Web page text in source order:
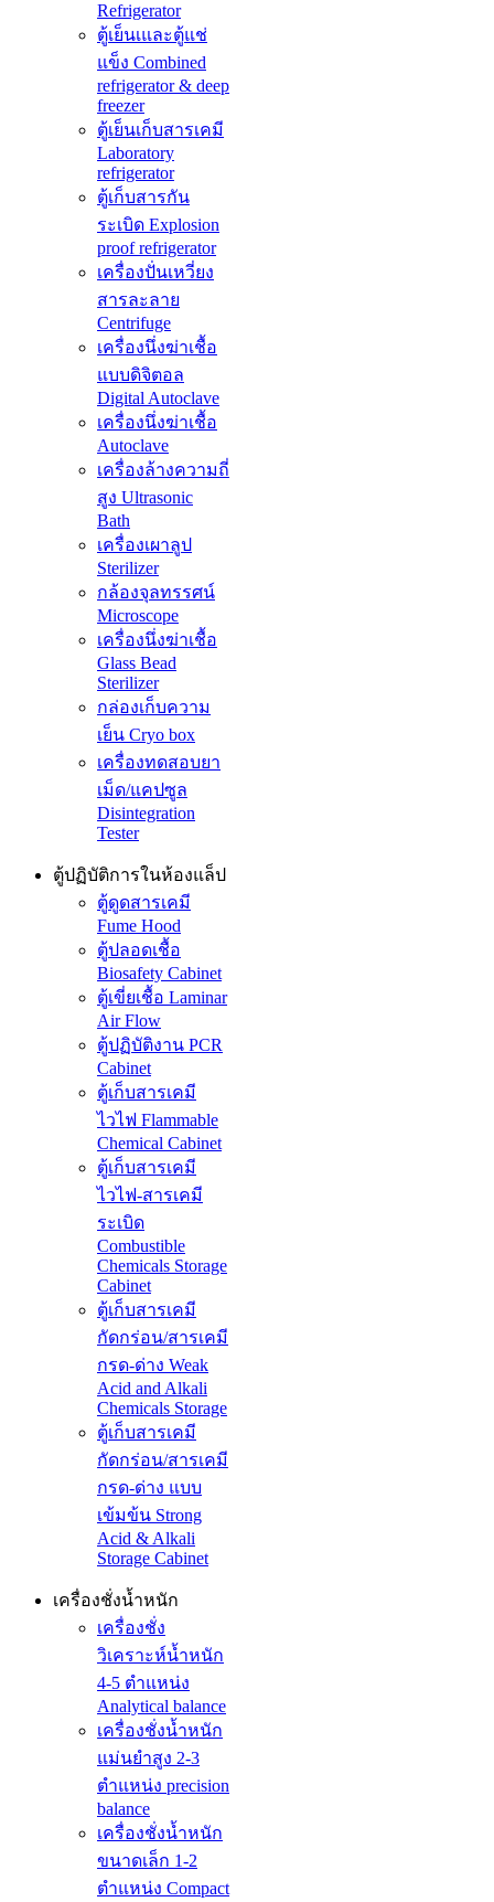
Refrigerator
ตู้เย็นเและตู้แช่
แข็ง Combined
refrigerator & deep
freezer
ตู้เย็นเก็บสารเคมี
Laboratory
refrigerator
ตู้เก็บสารกัน
ระเบิด Explosion
proof refrigerator
เครื่องปั่นเหวี่ยง
สารละลาย
Centrifuge
เครื่องนึ่งฆ่าเชื้อ
แบบดิจิตอล
Digital Autoclave
เครื่องนึ่งฆ่าเชื้อ
Autoclave
เครื่องล้างความถี่
สูง Ultrasonic
Bath
เครื่องเผาลูป
Sterilizer
กล้องจุลทรรศน์
Microscope
เครื่องนึ่งฆ่าเชื้อ
Glass Bead
Sterilizer
กล่องเก็บความ
เย็น Cryo box
เครื่องทดสอบยา
เม็ด/แคปซูล
Disintegration
Tester
ตู้ปฏิบัติการในห้องแล็ป
ตู้ดูดสารเคมี
Fume Hood
ตู้ปลอดเชื้อ
Biosafety Cabinet
ตู้เขี่ยเชื้อ Laminar
Air Flow
ตู้ปฏิบัติงาน PCR
Cabinet
ตู้เก็บสารเคมี
ไวไฟ Flammable
Chemical Cabinet
ตู้เก็บสารเคมี
ไวไฟ-สารเคมี
ระเบิด
Combustible
Chemicals Storage
Cabinet
ตู้เก็บสารเคมี
กัดกร่อน/สารเคมี
กรด-ด่าง Weak
Acid and Alkali
Chemicals Storage
ตู้เก็บสารเคมี
กัดกร่อน/สารเคมี
กรด-ด่าง แบบ
เข้มข้น Strong
Acid & Alkali
Storage Cabinet
เครื่องชั่งน้ำหนัก
เครื่องชั่ง
วิเคราะห์น้ำหนัก
4-5 ตำแหน่ง
Analytical balance
เครื่องชั่งน้ำหนัก
แม่นยำสูง 2-3
ตำแหน่ง precision
balance
เครื่องชั่งน้ำหนัก
ขนาดเล็ก 1-2
ตำแหน่ง Compact